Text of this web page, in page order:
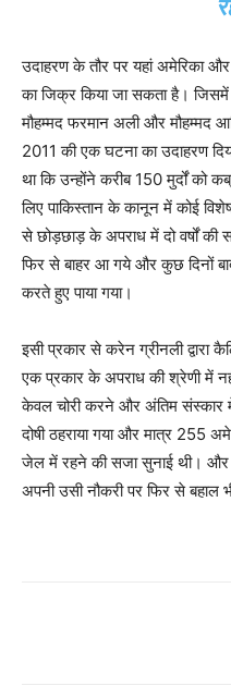
उदाहरण के तौर पर यहां अमेरिका
का जिक्र किया जा सकता है। जिसमें
मौहम्मद फरमान अली और मौहम्मद
2011 की एक घटना का उदाहरण
था कि उन्होंने करीब 150 मुर्दों को
लिए पाकिस्तान के कानून में कोई
से छोड़छाड़ के अपराध में दो वर्षों की
फिर से बाहर आ गये और कुछ दिनों
करते हुए पाया गया।
इसी प्रकार से करेन ग्रीनली द्वारा
एक प्रकार के अपराध की श्रेणी में
केवल चोरी करने और अंतिम संस्कार
दोषी ठहराया गया और मात्र 255
जेल में रहने की सजा सुनाई थी। और
अपनी उसी नौकरी पर फिर से बहाल